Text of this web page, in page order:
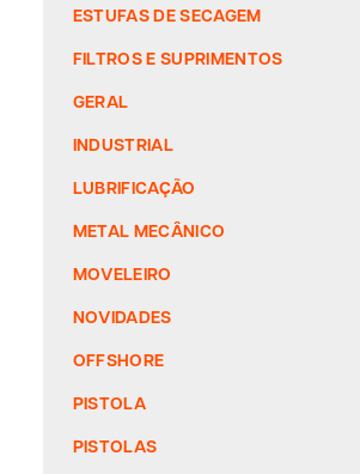
ESTUFAS DE SECAGEM
FILTROS E SUPRIMENTOS
GERAL
INDUSTRIAL
LUBRIFICAÇÃO
METAL MECÂNICO
MOVELEIRO
NOVIDADES
OFFSHORE
PISTOLA
PISTOLAS